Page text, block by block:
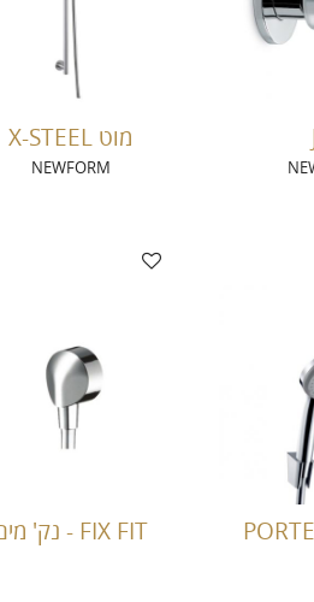
מוט X-STEEL
NEWFORM
FIX FIT - נק' מים